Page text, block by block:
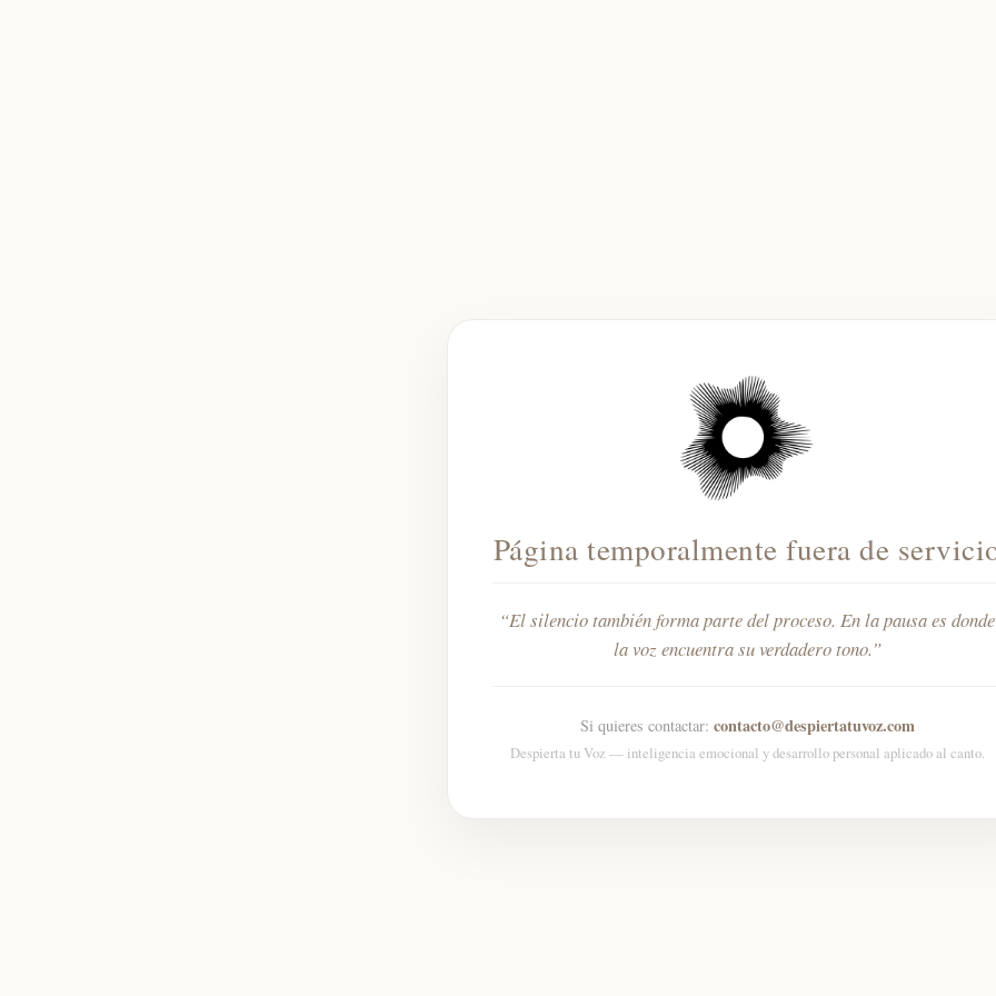
Página temporalmente fuera de
El silencio también forma parte del proceso. En la pausa es donde
la voz encuentra su verdadero tono.
Si quieres contactar: contacto@despiertatuvoz.com
Despierta tu Voz — inteligencia emocional y desarrollo personal aplicado al canto.